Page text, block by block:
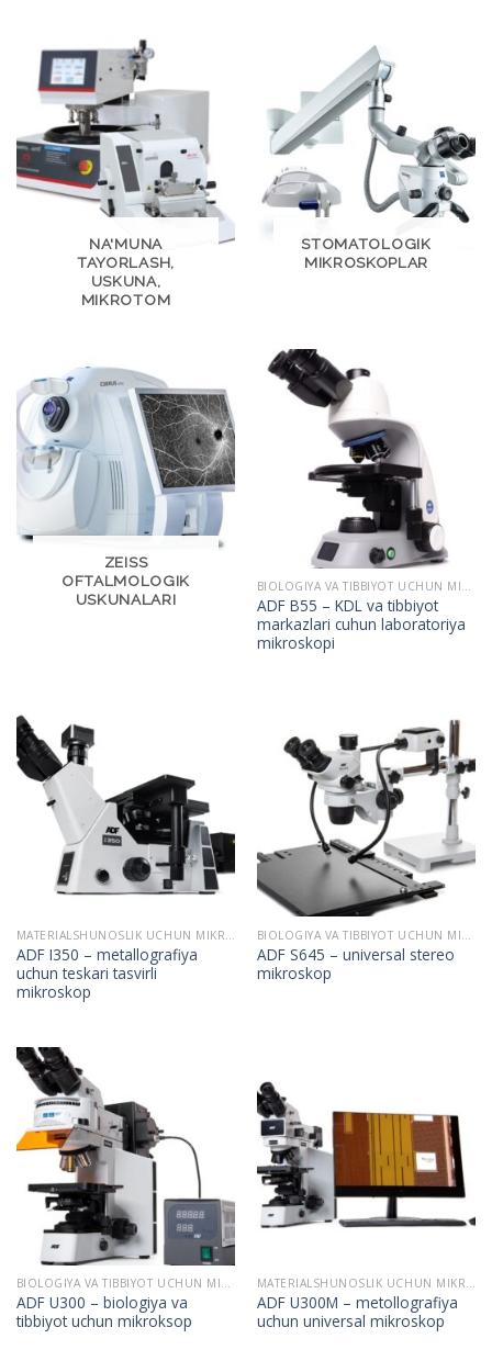
NA'MUNA
TAYORLASH,
USKUNA,
MIKROTOM
STOMATOLOGIK
MIKROSKOPLAR
ZEISS
OFTALMOLOGIK
USKUNALARI
BIOLOGIYA VA TIBBIYOT UCHUN MIKROSKOPLAR
ADF B55 – KDL va tibbiyot
markazlari cuhun laboratoriya
mikroskopi
MATERIALSHUNOSLIK UCHUN MIKROSKOPLAR
ADF I350 – metallografiya
uchun teskari tasvirli
mikroskop
BIOLOGIYA VA TIBBIYOT UCHUN MIKROSKOPLAR
ADF S645 – universal stereo
mikroskop
BIOLOGIYA VA TIBBIYOT UCHUN MIKROSKOPLAR
ADF U300 – biologiya va
tibbiyot uchun mikroksop
MATERIALSHUNOSLIK UCHUN MIKROSKOPLAR
ADF U300M – metollografiya
uchun universal mikroskop